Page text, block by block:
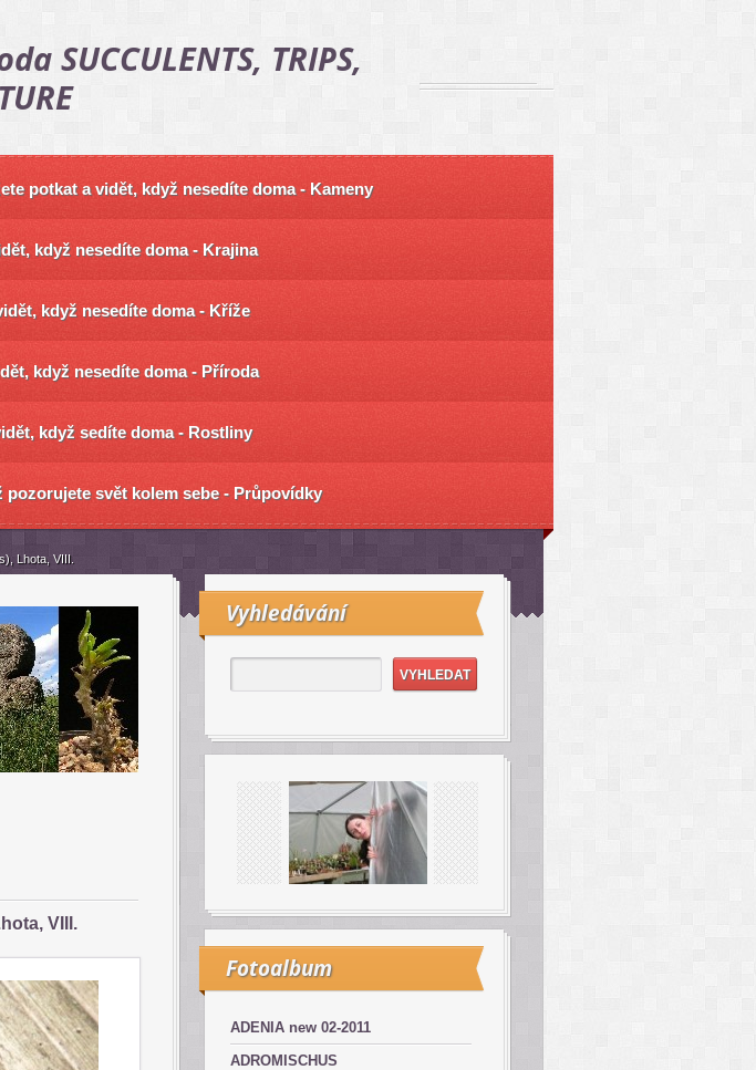
SUCCULENTS, TRIPS,
potkat a vidět, když nesedíte doma - Kameny
když nesedíte doma - Krajina
když nesedíte doma - Kříže
když nesedíte doma - Příroda
když sedíte doma - Rostliny
svět kolem sebe - Průpovídky
VIII.
Vyhledávání
Fotoalbum
ADENIA new 02-2011
ADROMISCHUS
Lhota, VIII.